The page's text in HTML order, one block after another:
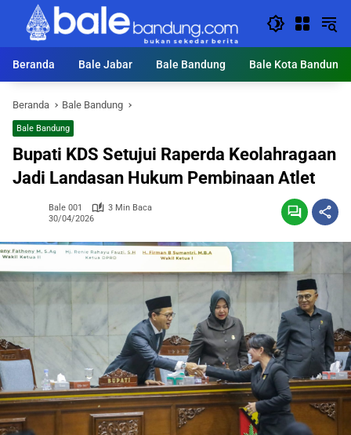
Langsung
konten
Beranda
Bale Jabar Bale Bandung Bale Kota Bandung
Beranda Bale Bandung
Bale Bandung
Bupati KDS Setujui Raperda Keolahragaan
Jadi Landasan Hukum Pembinaan Atlet
Bale 001
3 Min Baca
30/04/2026